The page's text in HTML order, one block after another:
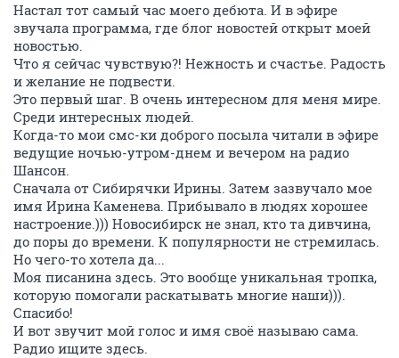
Настал тот самый час моего дебюта. И в эфире
звучала программа, где блог новостей открыт моей
новостью.
Что я сейчас чувствую?! Нежность и счастье. Радость
и желание не подвести.
Это первый шаг. В очень интересном для меня мире.
Среди интересных людей.
Когда-то мои смс-ки доброго посыла читали в эфире
ведущие ночью-утром-днем и вечером на радио
Шансон.
Сначала от Сибирячки Ирины. Затем зазвучало мое
имя Ирина Каменева. Прибывало в людях хорошее
настроение.))) Новосибирск не знал, кто та дивчина,
до поры до времени. К популярности не стремилась.
Но чего-то хотела да...
Моя писанина здесь. Это вообще уникальная тропка,
которую помогали раскатывать многие наши))).
Спасибо!
И вот звучит мой голос и имя своё называю сама.
Радио ищите здесь.